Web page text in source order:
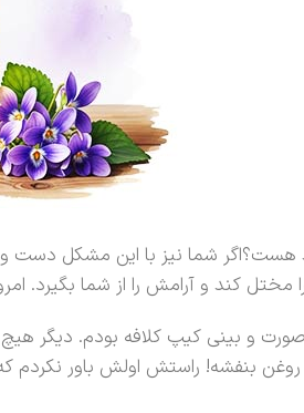
هست؟اگر شما نیز با این مشکل
مختل کند و آرامش را از شما بگیرد.
و بینی کیپ کلافه بودم. دیگر